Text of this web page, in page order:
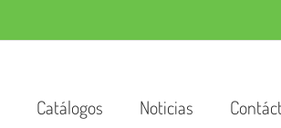
Catálogos Noticias